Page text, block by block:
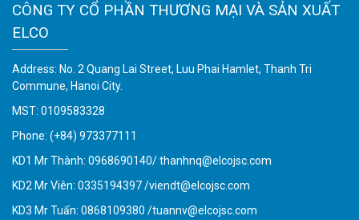
CÔNG TY CỔ PHẦN THƯƠNG MẠI VÀ SẢN XUẤT
ELCO
Address: No. 2 Quang Lai Street, Luu Phai Hamlet, Thanh Tri
Commune, Hanoi City.
MST: 0109583328
Phone: (+84) 973377111
KD1 Mr Thành: 0968690140/ thanhnq@elcojsc.com
KD2 Mr Viên: 0335194397 /viendt@elcojsc.com
KD3 Mr Tuấn: 0868109380 /tuannv@elcojsc.com